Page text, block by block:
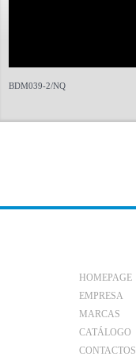
BDM039-2/NQ
HOMEPAGE
EMPRESA
MARCAS
CATÁLOGO
CONTACTOS